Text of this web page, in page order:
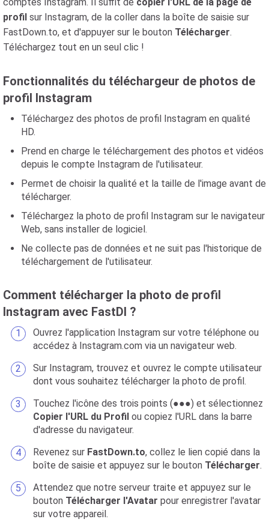
profil sur Instagram, de la coller dans la boîte de saisie sur
FastDown.to, et d'appuyer sur le bouton Télécharger.
Téléchargez tout en un seul clic !
Fonctionnalités du téléchargeur de photos de
profil Instagram
Téléchargez des photos de profil Instagram en qualité
HD.
Prend en charge le téléchargement des photos et vidéos
depuis le compte Instagram de l'utilisateur.
Permet de choisir la qualité et la taille de l'image avant de
télécharger.
Téléchargez la photo de profil Instagram sur le navigateur
Web, sans installer de logiciel.
Ne collecte pas de données et ne suit pas l'historique de
téléchargement de l'utilisateur.
Comment télécharger la photo de profil
Instagram avec FastDl ?
Ouvrez l'application Instagram sur votre téléphone ou
accédez à Instagram.com via un navigateur web.
Sur Instagram, trouvez et ouvrez le compte utilisateur
dont vous souhaitez télécharger la photo de profil.
Touchez l'icône des trois points (●●●) et sélectionnez
Copier l'URL du Profil ou copiez l'URL dans la barre
d'adresse du navigateur.
Revenez sur FastDown.to, collez le lien copié dans la
boîte de saisie et appuyez sur le bouton Télécharger.
Attendez que notre serveur traite et appuyez sur le
bouton Télécharger l'Avatar pour enregistrer l'avatar
sur votre appareil.